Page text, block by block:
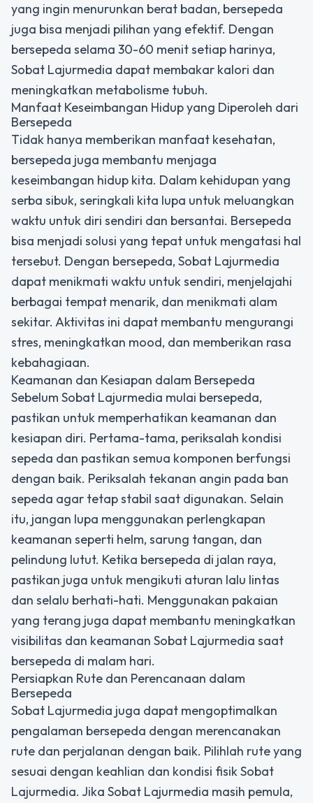
yang ingin menurunkan berat badan, bersepeda
juga bisa menjadi pilihan yang efektif. Dengan
bersepeda selama 30-60 menit setiap harinya,
Sobat Lajurmedia dapat membakar kalori dan
meningkatkan metabolisme tubuh.
Manfaat Keseimbangan Hidup yang Diperoleh dari
Bersepeda
Tidak hanya memberikan manfaat kesehatan,
bersepeda juga membantu menjaga
keseimbangan hidup kita. Dalam kehidupan yang
serba sibuk, seringkali kita lupa untuk meluangkan
waktu untuk diri sendiri dan bersantai. Bersepeda
bisa menjadi solusi yang tepat untuk mengatasi hal
tersebut. Dengan bersepeda, Sobat Lajurmedia
dapat menikmati waktu untuk sendiri, menjelajahi
berbagai tempat menarik, dan menikmati alam
sekitar. Aktivitas ini dapat membantu mengurangi
stres, meningkatkan mood, dan memberikan rasa
kebahagiaan.
Keamanan dan Kesiapan dalam Bersepeda
Sebelum Sobat Lajurmedia mulai bersepeda,
pastikan untuk memperhatikan keamanan dan
kesiapan diri. Pertama-tama, periksalah kondisi
sepeda dan pastikan semua komponen berfungsi
dengan baik. Periksalah tekanan angin pada ban
sepeda agar tetap stabil saat digunakan. Selain
itu, jangan lupa menggunakan perlengkapan
keamanan seperti helm, sarung tangan, dan
pelindung lutut. Ketika bersepeda di jalan raya,
pastikan juga untuk mengikuti aturan lalu lintas
dan selalu berhati-hati. Menggunakan pakaian
yang terang juga dapat membantu meningkatkan
visibilitas dan keamanan Sobat Lajurmedia saat
bersepeda di malam hari.
Persiapkan Rute dan Perencanaan dalam
Bersepeda
Sobat Lajurmedia juga dapat mengoptimalkan
pengalaman bersepeda dengan merencanakan
rute dan perjalanan dengan baik. Pilihlah rute yang
sesuai dengan keahlian dan kondisi fisik Sobat
Lajurmedia. Jika Sobat Lajurmedia masih pemula,